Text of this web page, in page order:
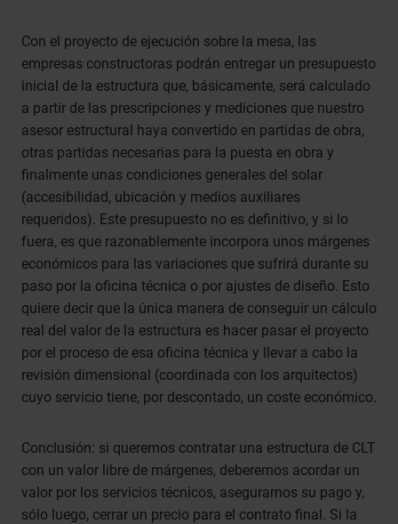
Con el proyecto de ejecución sobre la mesa, las
empresas constructoras podrán entregar un presupuesto
inicial de la estructura que, básicamente, será calculado
a partir de las prescripciones y mediciones que nuestro
asesor estructural haya convertido en partidas de obra,
otras partidas necesarias para la puesta en obra y
finalmente unas condiciones generales del solar
(accesibilidad, ubicación y medios auxiliares
requeridos). Este presupuesto no es definitivo, y si lo
fuera, es que razonablemente incorpora unos márgenes
económicos para las variaciones que sufrirá durante su
paso por la oficina técnica o por ajustes de diseño. Esto
quiere decir que la única manera de conseguir un cálculo
real del valor de la estructura es hacer pasar el proyecto
por el proceso de esa oficina técnica y llevar a cabo la
revisión dimensional (coordinada con los arquitectos)
cuyo servicio tiene, por descontado, un coste económico.
Conclusión: si queremos contratar una estructura de CLT
con un valor libre de márgenes, deberemos acordar un
valor por los servicios técnicos, asegurarnos su pago y,
sólo luego, cerrar un precio para el contrato final. Si la